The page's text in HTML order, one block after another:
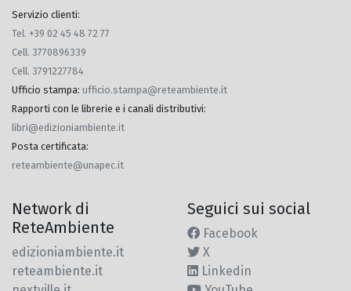
Servizio clienti:
Tel. +39 02 45 48 72 77
Cell. 3770896339
Cell. 3791227784
Ufficio stampa: ufficio.stampa@reteambiente.it
Rapporti con le librerie e i canali distributivi:
libri@edizioniambiente.it
Posta certificata:
reteambiente@unapec.it
Network di
ReteAmbiente
edizioniambiente.it
reteambiente.it
Seguici sui social
Facebook
X
Linkedin